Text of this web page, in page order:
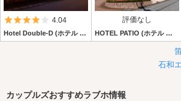
5つ星のうち4
4.04
Hotel Double-D (ホテル ダブルディー)
評価なし
HOTEL PATIO (ホテル パティオ)
石和
カップルズおすすめラブホ情報